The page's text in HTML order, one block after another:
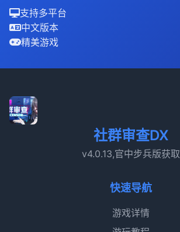
支持多平台
中文版本
精美游戏
社群审查DX
v4.0.13,官中步兵版获取
快速导航
游戏详情